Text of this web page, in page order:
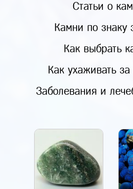
Статьи о
Камни по знаку
Как выбрать
Как ухаживать
Заболевания и